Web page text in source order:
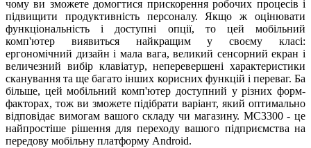
чому ви зможете домогтися прискорення робочих процесів і
підвищити продуктивність персоналу. Якщо ж оцінювати
функціональність і доступні опції, то цей мобільний
комп'ютер виявиться найкращим у своєму класі:
ергономічний дизайн і мала вага, великий сенсорний екран і
величезний вибір клавіатур, неперевершені характеристики
сканування та ще багато інших корисних функцій і переваг. Ба
більше, цей мобільний комп'ютер доступний у різних форм-
факторах, тож ви зможете підібрати варіант, який оптимально
відповідає вимогам вашого складу чи магазину. MC3300 - це
найпростіше рішення для переходу вашого підприємства на
передову мобільну платформу Android.